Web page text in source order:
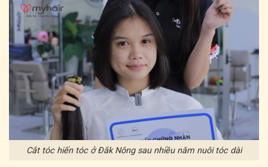
Cắt tóc hiến tóc ở Đắk Nông sau nhiều năm nuôi tóc dài